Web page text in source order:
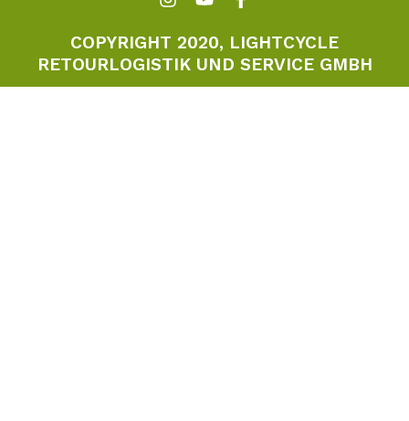
COPYRIGHT 2020, LIGHTCYCLE
RETOURLOGISTIK UND SERVICE GMBH